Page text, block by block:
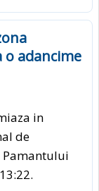
o adancime
in
de
Pamantului